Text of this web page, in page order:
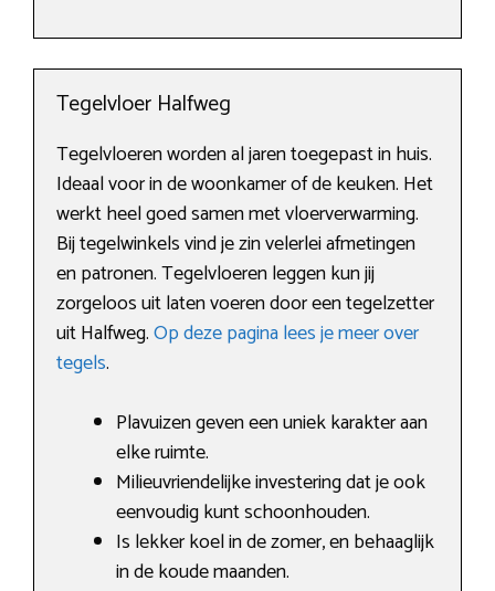
Tegelvloer Halfweg
Tegelvloeren worden al jaren toegepast in huis.
Ideaal voor in de woonkamer of de keuken. Het
werkt heel goed samen met vloerverwarming.
Bij tegelwinkels vind je zin velerlei afmetingen
en patronen. Tegelvloeren leggen kun jij
zorgeloos uit laten voeren door een tegelzetter
uit Halfweg.Op deze pagina lees je meer over
tegels.
Plavuizen geven een uniek karakter aan
elke ruimte.
Milieuvriendelijke investering dat je ook
eenvoudig kunt schoonhouden.
Is lekker koel in de zomer, en behaaglijk
in de koude maanden.